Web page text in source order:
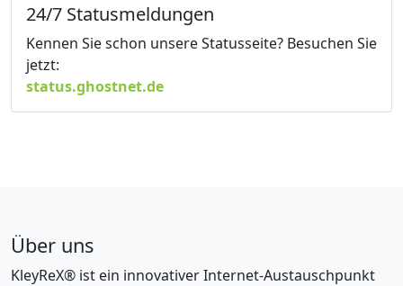
24/7 Statusmeldungen
Kennen Sie schon unsere Statusseite? Besuchen Sie
jetzt:
status.ghostnet.de
Über uns
KleyReX® ist ein innovativer Internet-Austauschpunkt